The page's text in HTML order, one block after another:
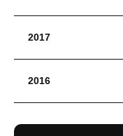
2017
2016